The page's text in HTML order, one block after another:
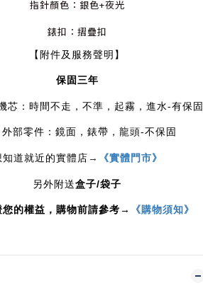
指針顏色 ：銀色+夜光
錶扣：摺疊扣
【附件及服務聲明】
保固三年
芯：時間不走，不準，起霧，進水-有保固
外部零件：鏡面，錶帶，龍頭-不保固
知道就近的實體店→ 《實體門市》
另外附送盒子/袋子
您的權益，購物前請參考→ 《購物須知》